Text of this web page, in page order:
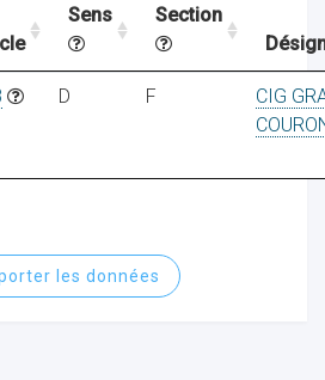
Sens
Section
D F
CIG
les données